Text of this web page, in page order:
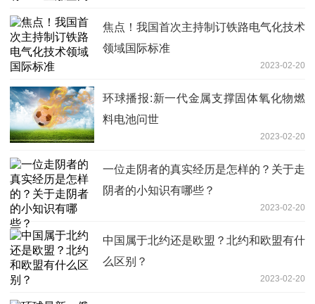
焦点！我国首次主持制订铁路电气化技术
领域国际标准
2023-02-20
环球播报:新一代金属支撑固体氧化物燃
料电池问世
2023-02-20
一位走阴者的真实经历是怎样的？关于走
阴者的小知识有哪些？
2023-02-20
中国属于北约还是欧盟？北约和欧盟有什
么区别？
2023-02-20